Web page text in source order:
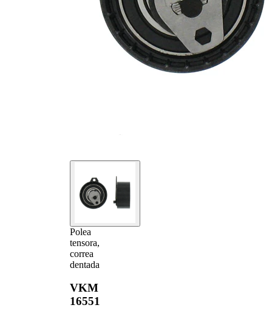
Polea
tensora,
correa
dentada
VKM
16551